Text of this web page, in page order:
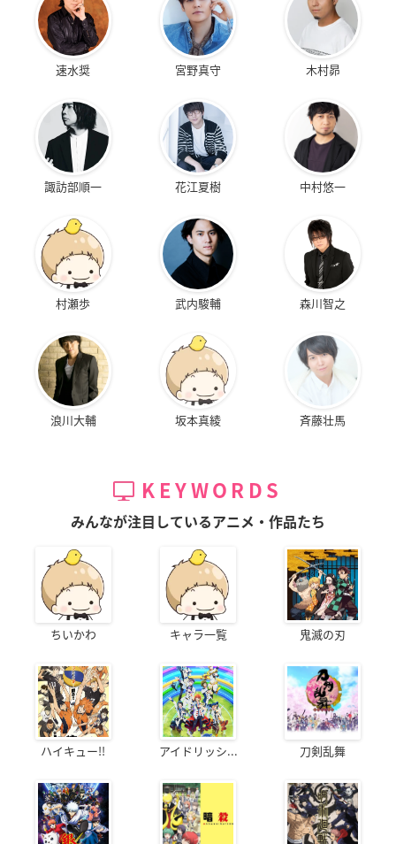
速水奨 宮野真守 木村昴
諏訪部順一 花江夏樹 中村悠一
村瀬歩 武内駿輔 森川智之
浪川大輔 坂本真綾 斉藤壮馬
KEYWORDS
みんなが注目しているアニメ・作品たち
ちいかわ キャラ一覧 鬼滅の刃
ハイキュー!! アイドリッシ... 刀剣乱舞